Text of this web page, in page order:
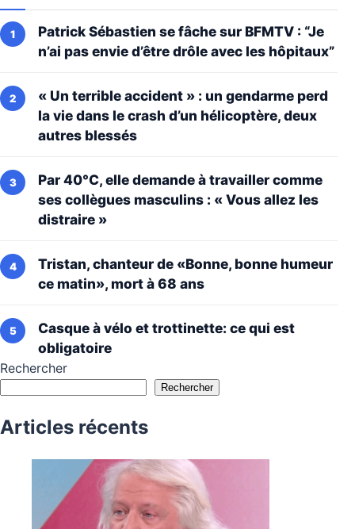
Patrick Sébastien se fâche sur BFMTV : “Je
n’ai pas envie d’être drôle avec les hôpitaux”
« Un terrible accident » : un gendarme perd
la vie dans le crash d’un hélicoptère, deux
autres blessés
Par 40°C, elle demande à travailler comme
ses collègues masculins : « Vous allez les
distraire »
Tristan, chanteur de «Bonne, bonne humeur
ce matin», mort à 68 ans
Casque à vélo et trottinette: ce qui est
obligatoire
Rechercher
Rechercher
Articles récents